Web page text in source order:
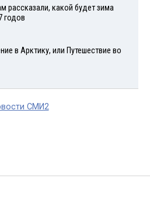
рассказали, какой будет зима
годов
в Арктику, или Путешествие во
СМИ2